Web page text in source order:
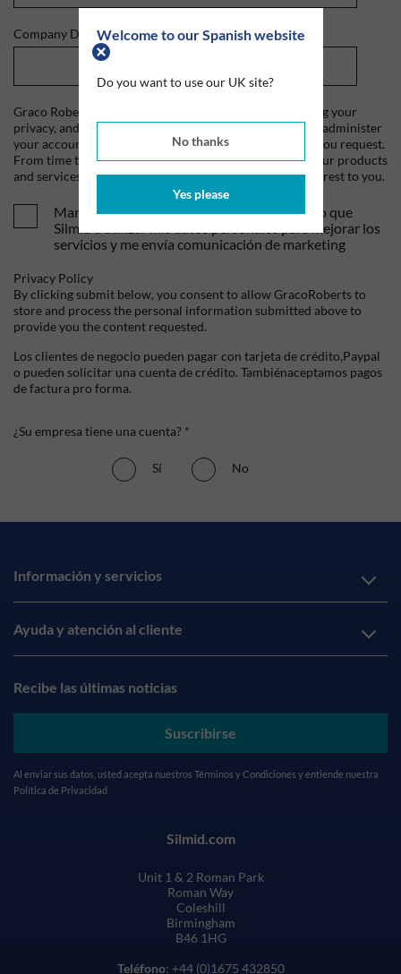
Welcome to our Spanish website
Do you want to use our UK site?
No thanks
Yes please
Company Domain*
Graco Roberts is committed to protecting and respecting your
privacy, and we'll only use your personal information to administer
your account and to provide the products and services you request.
From time to time, we would like to contact you about our products
and services, as well as other content that may be of interest to you.
Mandame tus ofertas y novedades. Entiendo que
Silmid a utilizar mis datos personales para mejorar los
servicios y me envía comunicación de marketing
Privacy Policy
By clicking submit below, you consent to allow GracoRoberts to
store and process the personal information submitted above to
provide you the content requested.
Los clientes de negocio pueden pagar con tarjeta de crédito,Paypal
o pueden solicitar una cuenta de crédito. Tambiénaceptamos pagos
de factura pro forma.
¿Su empresa tiene una cuenta? *
Sí No
Información y servicios
Ayuda y atención al cliente
Recibe las últimas noticias
Suscribirse
Al enviar sus datos, usted acepta nuestros Términos y Condiciones y entiende nuestra
Política de Privacidad
Silmid.com
Unit 1 & 2 Roman Park
Roman Way
Coleshill
Birmingham
B46 1HG
Teléfono: +44 (0)1675 432850